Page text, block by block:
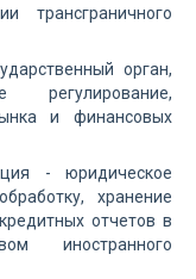
трансграничного
орган,
регулирование,
и финансовых
- юридическое
хранение
отчетов в
иностранного